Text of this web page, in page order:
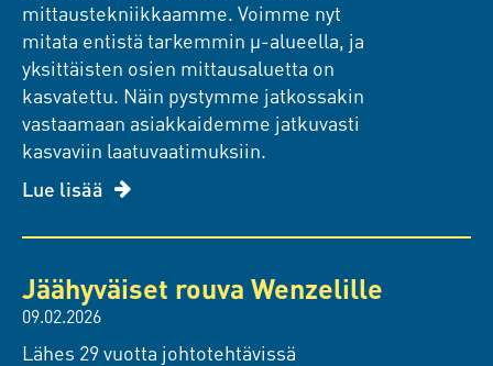
mittaustekniikkaamme. Voimme nyt
mitata entistä tarkemmin µ-alueella, ja
yksittäisten osien mittausaluetta on
kasvatettu. Näin pystymme jatkossakin
vastaamaan asiakkaidemme jatkuvasti
kasvaviin laatuvaatimuksiin.
Lue lisää
Jäähyväiset rouva Wenzelille
09.02.2026
Lähes 29 vuotta johtotehtävissä